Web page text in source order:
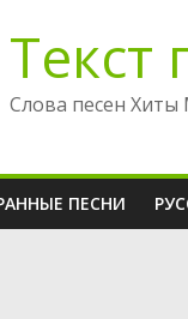
Текст
Слова песен
ПЕСНИ